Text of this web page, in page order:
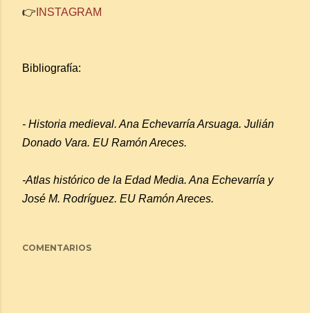
👉 INSTAGRAM
Bibliografía:
- Historia medieval. Ana Echevarría Arsuaga. Julián
Donado Vara. EU Ramón Areces.
-Atlas histórico de la Edad Media. Ana Echevarría y
José M. Rodríguez. EU Ramón Areces.
COMENTARIOS